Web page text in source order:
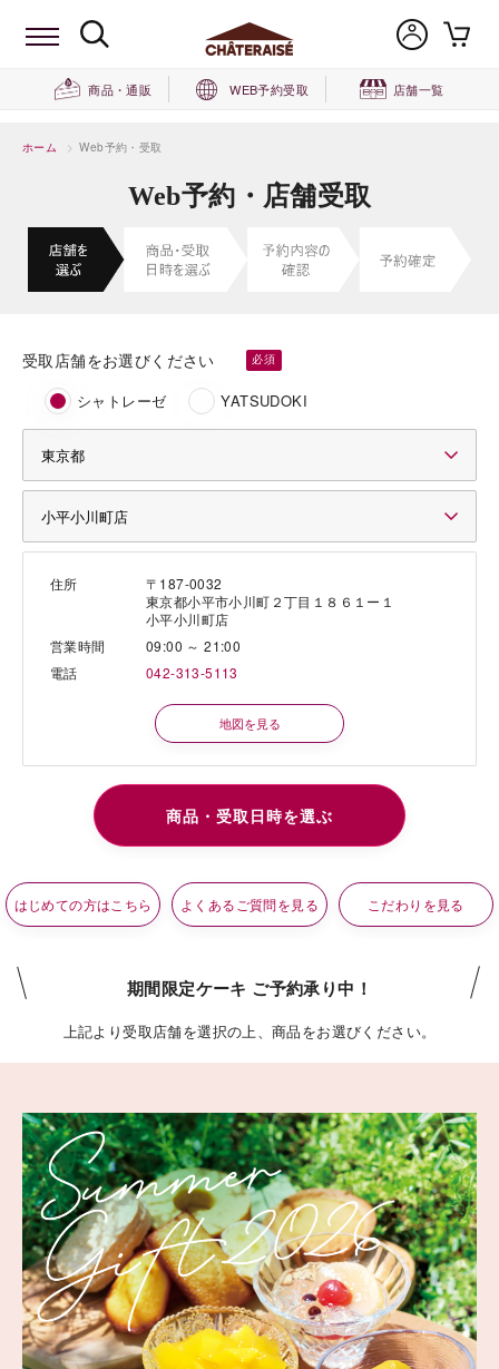
商品・通販 WEB予約受取 店舗一覧
ホーム > Web予約・受取
Web予約・店舗受取
受取店舗をお選びください
シャトレーゼ YATSUDOKI
住所
〒187-0032
東京都小平市小川町２丁目１８６１ー１
小平小川町店
営業時間
09:00 ～ 21:00
電話
042-313-5113
地図を見る
はじめての方はこちら よくあるご質問を見る こだわりを見る
期間限定ケーキ ご予約承り中！
上記より受取店舗を選択の上、商品をお選びください。